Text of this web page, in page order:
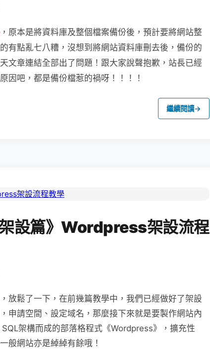
，原本是將資料庫及整個檔案備份後，預計要將網站整
有點亂七八糟，沒想到將網站資料庫刪去後，備份的
文章連結全部出了問題！跟大家說聲抱歉，站長已經
因吧，都是備份檔惹的禍呀！！！！
繼續閱讀→
架設篇》Wordpress架設流程
放鬆了一下，在前幾篇教學中，我們已經做好了架設
申請空間、設定域名，那麼接下來就是要製作網站內
架構而成的部落格程式《Wordpress》，擴充性
般網站亦是綽綽有餘哦！